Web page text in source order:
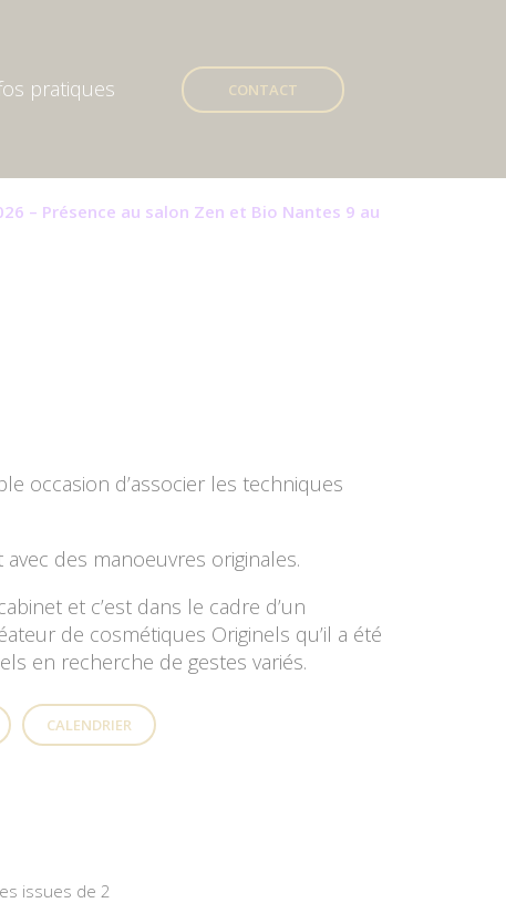
pratiques CONTACT
– Présence au salon Zen et Bio Nantes 9 au
occasion d’associer les techniques
des manoeuvres originales.
et c’est dans le cadre d’un
de cosmétiques Originels qu’il a été
en recherche de gestes variés.
CALENDRIER
issues de 2